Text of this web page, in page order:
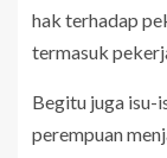
hak terhadap
termasuk
Begitu juga isu-
perempuan